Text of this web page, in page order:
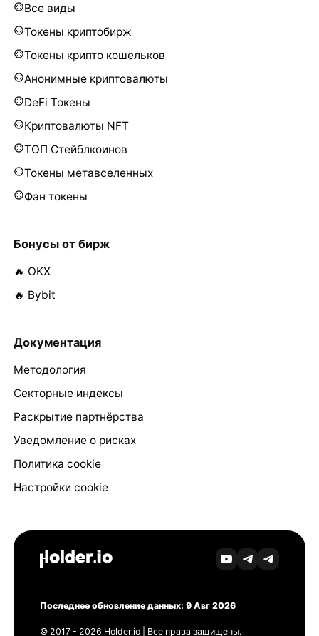
Все виды
Токены криптобирж
Токены крипто кошельков
Анонимные криптовалюты
DeFi Токены
Криптовалюты NFT
ТОП Стейблкоинов
Токены метавселенных
Фан токены
Бонусы от бирж
🔥 OKX
🔥 Bybit
Документация
Методология
Секторные индексы
Раскрытие партнёрства
Уведомление о рисках
Политика cookie
Настройки cookie
Последнее обновление данных: 9 Авг 2026
© 2017 - 2026 Holder.io | Все права защищены.